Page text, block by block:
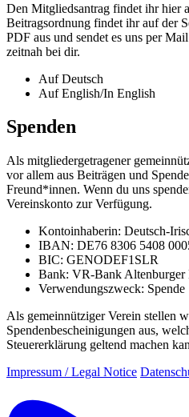
Den Mitgliedsantrag findet ihr hier
Beitragsordnung findet ihr auf der
PDF aus und sendet es uns per
zeitnah bei dir.
Auf Deutsch
Auf English/In English
Spenden
Als mitgliedergetragener
vor allem aus Beiträgen und
Freund*innen. Wenn du uns
Vereinskonto zur Verfügung.
Kontoinhaberin: Deutsch-
IBAN: DE76 8306 5408
BIC: GENODEF1SLR
Bank: VR-Bank Altenburger
Verwendungszweck: Spende
Als gemeinnütziger Verein stellen
Spendenbescheinigungen aus,
Steuererklärung geltend machen
Impressum / Legal Notice